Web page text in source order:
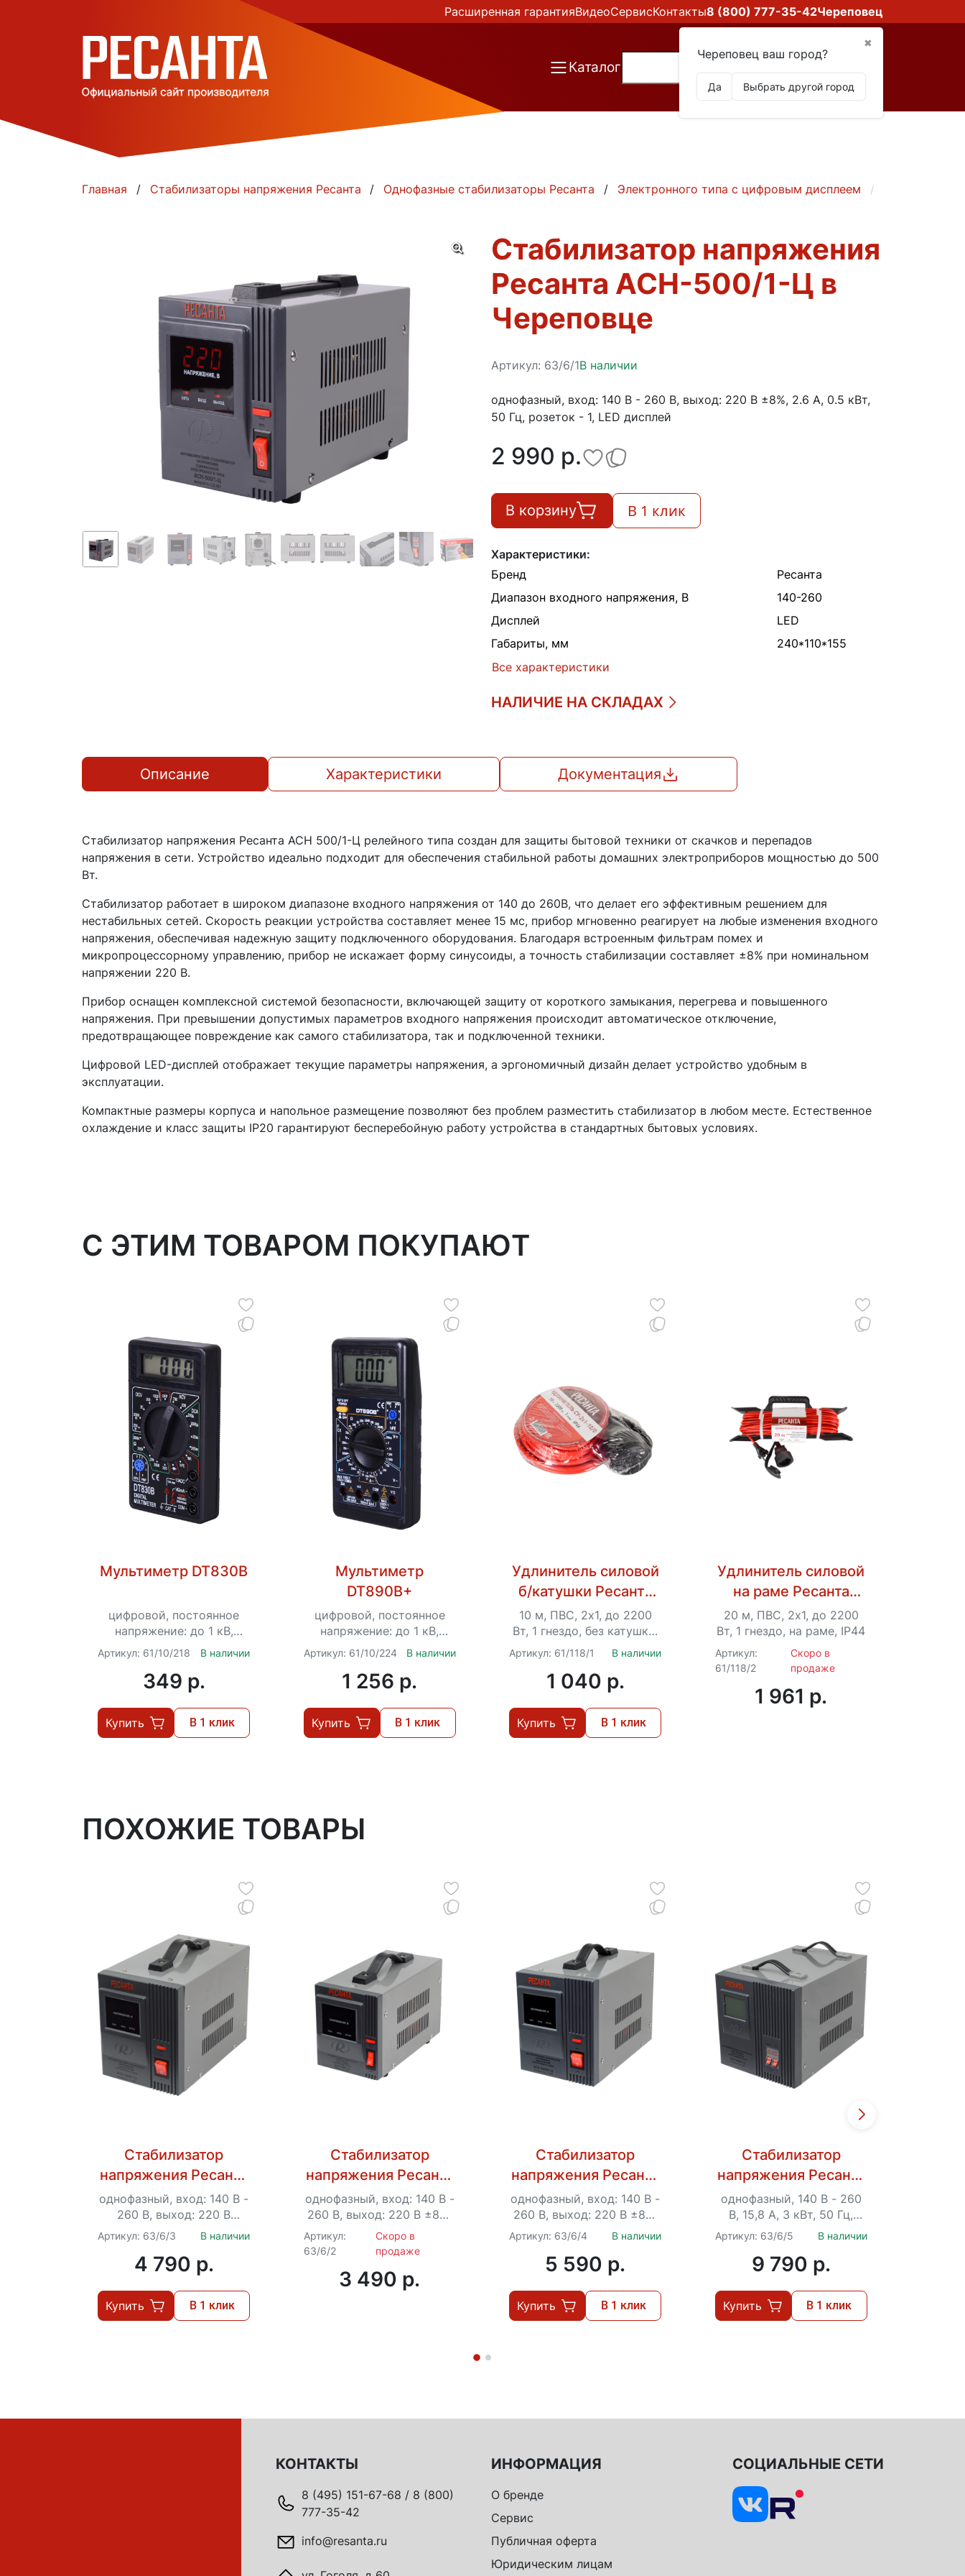
Расширенная гарантияВидеоСервисКонтакты8 (800) 777-35-42Череповец
✖
Череповец ваш город?
Да Выбрать другой город
Каталог
Главная Стабилизаторы напряжения Ресанта Однофазные стабилизаторы Ресанта Электронного типа с цифровым дисплеем
Стабилизатор напряжения
Ресанта АСН-500/1-Ц в
Череповце
Артикул: 63/6/1В наличии
однофазный, вход: 140 В - 260 В, выход: 220 В ±8%, 2.6 А, 0.5 кВт,
50 Гц, розеток - 1, LED дисплей
2 990 p.
В корзину В 1 клик
Характеристики:
Бренд
Ресанта
Диапазон входного напряжения, В
140-260
Дисплей
LED
Габариты, мм
240*110*155
Все характеристики
НАЛИЧИЕ НА СКЛАДАХ
Описание Характеристики Документация
Стабилизатор напряжения Ресанта АСН 500/1-Ц релейного типа создан для защиты бытовой техники от скачков и перепадов
напряжения в сети. Устройство идеально подходит для обеспечения стабильной работы домашних электроприборов мощностью до 500
Вт.
Стабилизатор работает в широком диапазоне входного напряжения от 140 до 260В, что делает его эффективным решением для
нестабильных сетей. Скорость реакции устройства составляет менее 15 мс, прибор мгновенно реагирует на любые изменения входного
напряжения, обеспечивая надежную защиту подключенного оборудования. Благодаря встроенным фильтрам помех и
микропроцессорному управлению, прибор не искажает форму синусоиды, а точность стабилизации составляет ±8% при номинальном
напряжении 220 В.
Прибор оснащен комплексной системой безопасности, включающей защиту от короткого замыкания, перегрева и повышенного
напряжения. При превышении допустимых параметров входного напряжения происходит автоматическое отключение,
предотвращающее повреждение как самого стабилизатора, так и подключенной техники.
Цифровой LED-дисплей отображает текущие параметры напряжения, а эргономичный дизайн делает устройство удобным в
эксплуатации.
Компактные размеры корпуса и напольное размещение позволяют без проблем разместить стабилизатор в любом месте. Естественное
охлаждение и класс защиты IP20 гарантируют бесперебойную работу устройства в стандартных бытовых условиях.
C ЭТИМ ТОВАРОМ ПОКУПАЮТ
Мультиметр DT830B
цифровой, постоянное
напряжение: до 1 кВ,
переменное: до 750 В, до
10 А, до 2000 кОм
Артикул: 61/10/218 В наличии
349 p.
Купить В 1 клик
Мультиметр
DT890B+
цифровой, постоянное
напряжение: до 1 кВ,
переменное: до 750 В, до
20 А, до 200 МОм, до 20
мкФ
Артикул: 61/10/224 В наличии
1 256 p.
Купить В 1 клик
Удлинитель силовой
б/катушки Ресанта
СУ-2х1-10/0 (IP44)
10 м, ПВС, 2х1, до 2200
Вт, 1 гнездо, без катушки,
IP44
Артикул: 61/118/1 В наличии
1 040 p.
Купить В 1 клик
Удлинитель силовой
на раме Ресанта
СУ-2х1-20/1 (IP44)
20 м, ПВС, 2х1, до 2200
Вт, 1 гнездо, на раме, IP44
Артикул:
61/118/2
Скоро в
продаже
1 961 p.
ПОХОЖИЕ ТОВАРЫ
Стабилизатор
напряжения Ресанта
АСН-1500/1-Ц
однофазный, вход: 140 В -
260 В, выход: 220 В
±8%,7.9 А, 1.5 кВт, 50 Гц,
розеток - 1, LED-дисплей
Артикул: 63/6/3 В наличии
4 790 p.
Купить В 1 клик
Стабилизатор
напряжения Ресанта
АСН-1000/1-Ц
однофазный, вход: 140 В -
260 В, выход: 220 В ±8%,
5.3 А, 1 кВт, 50 Гц,
розеток - 1, LED дисплей
Артикул:
63/6/2
Скоро в
продаже
3 490 p.
Стабилизатор
напряжения Ресанта
АСН-2000/1-Ц
однофазный, вход: 140 В -
260 В, выход: 220 В ±8%,
10,5 А, 2 кВт, 50 Гц,
розеток – 1, LED-дисплей
Артикул: 63/6/4 В наличии
5 590 p.
Купить В 1 клик
Стабилизатор
напряжения Ресанта
АСН-3000/1-Ц
однофазный, 140 В - 260
В, 15,8 А, 3 кВт, 50 Гц,
клеммы, LCD-дисплей
Артикул: 63/6/5 В наличии
9 790 p.
Купить В 1 клик
КОНТАКТЫ
8 (495) 151-67-68 / 8 (800)
777-35-42
info@resanta.ru
ИНФОРМАЦИЯ
О бренде
Сервис
Публичная оферта
Юридическим лицам
СОЦИАЛЬНЫЕ СЕТИ